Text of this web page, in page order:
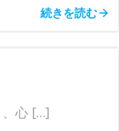
続きを読む
、心 […]